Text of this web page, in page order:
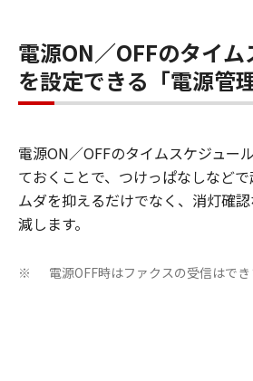
電源ON／OFFのタイ
を設定できる「電源管
電源ON／OFFのタイムスケジュー
ておくことで、つけっぱなしなど
ムダを抑えるだけでなく、消灯確
減します。
※ 電源OFF時はファクスの受信はでき